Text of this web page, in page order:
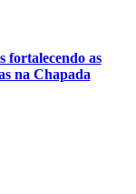
fortalecendo as
na Chapada